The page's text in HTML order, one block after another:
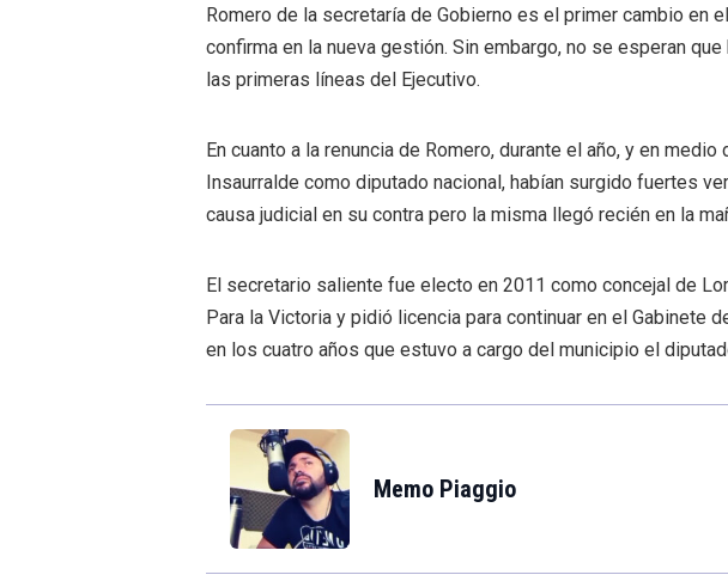
Romero de la secretaría de Gobierno es el primer cambio en
confirma en la nueva gestión. Sin embargo, no se esperan
las primeras líneas del Ejecutivo.
En cuanto a la renuncia de Romero, durante el año, y en
Insaurralde como diputado nacional, habían surgido fuertes
causa judicial en su contra pero la misma llegó recién en la
El secretario saliente fue electo en 2011 como concejal de
Para la Victoria y pidió licencia para continuar en el Gabinete
en los cuatro años que estuvo a cargo del municipio el
Memo Piaggio